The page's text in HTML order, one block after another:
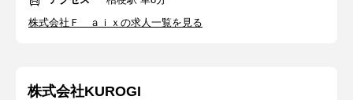
株式会社Ｆ ａｉｘの求人一覧を見る
株式会社KUROGI